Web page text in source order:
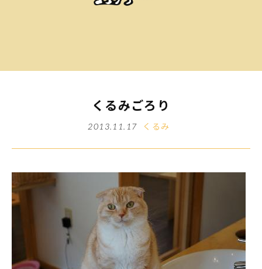
くるみごろり
2013.11.17 くるみ